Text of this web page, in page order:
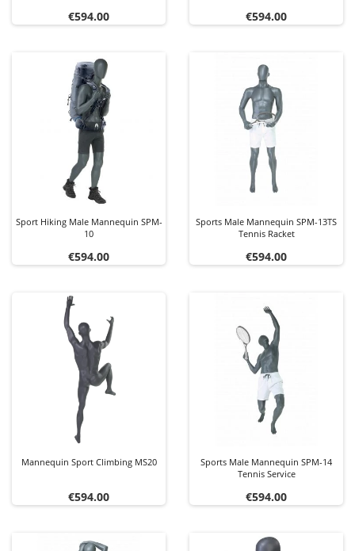
Price
€594.00 Price
€594.00
Sport Hiking Male Mannequin SPM-
10
Price
€594.00
Sports Male Mannequin SPM-13TS
Tennis Racket
Price
€594.00
Mannequin Sport Climbing MS20
Price
€594.00
Sports Male Mannequin SPM-14
Tennis Service
Price
€594.00